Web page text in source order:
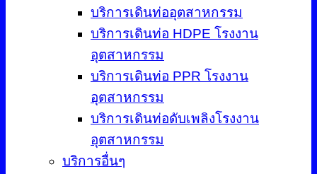
บริการเดินท่ออุตสาหกรรม
บริการเดินท่อ HDPE โรงงาน
อุตสาหกรรม
บริการเดินท่อ PPR โรงงาน
อุตสาหกรรม
บริการเดินท่อดับเพลิงโรงงาน
อุตสาหกรรม
บริการอื่นๆ